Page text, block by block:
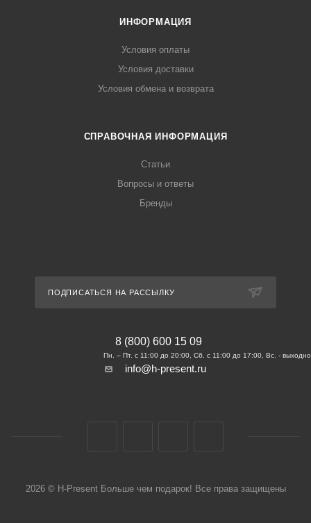
ИНФОРМАЦИЯ
Условия оплаты
Условия доставки
Условия обмена и возврата
СПРАВОЧНАЯ ИНФОРМАЦИЯ
Статьи
Вопросы и ответы
Бренды
ПОДПИСАТЬСЯ НА РАССЫЛКУ
8 (800) 600 15 09
info@h-present.ru
2026 © H-Present Больше чем подарок! Все права защищены